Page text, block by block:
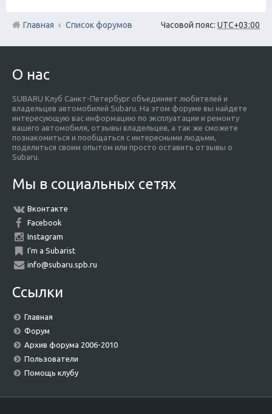
Часовой пояс: UTC+03:00
Главная Список форумов
О нас
SUBARU Клуб Санкт-Петербург объединяет любителей и
владельцев автомобилей Subaru. На этом форуме вы найдете
интересующую вас информацию по эксплуатации и ремонту
вашего автомобиля, отзывы владельцев, а так же сможете
познакомиться и пообщаться с интересными людьми,
поделиться своим опытом или просто оставить отзывы о
Subaru.
Мы в социальных сетях
Вконтакте
Facebook
Instagram
I'm a Subarist
info@subaru.spb.ru
Ссылки
Главная
Форум
Архив форума 2006-2010
Пользователи
Помощь клубу